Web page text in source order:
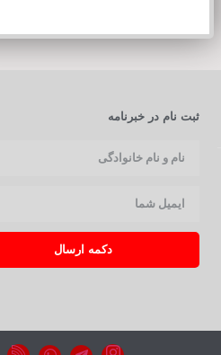
ثبت نام در خبرنامه
دکمه ارسال